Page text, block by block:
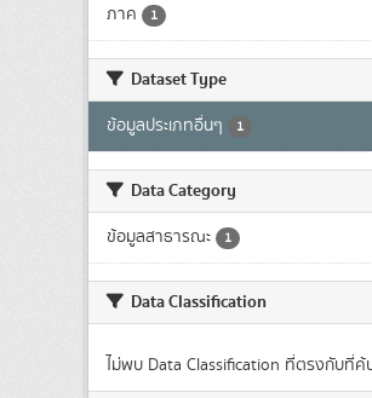
ภาค 1
Dataset Type
ข้อมูลประเภทอื่นๆ 1
Data Category
ข้อมูลสาธารณะ 1
Data Classification
ไม่พบ Data Classification ที่ตรงกับที่ค้